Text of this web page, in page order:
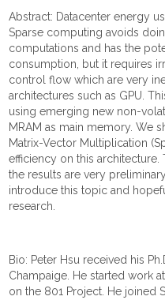
Abstract: Datacenter energy
Sparse computing avoids
computations and has the
consumption, but it requires
control flow which are very
architectures such as GPU.
using emerging new non-
MRAM as main memory. We
Matrix-Vector Multiplication
efficiency on this
the results are very
introduce this topic and
research.
Bio: Peter Hsu received his
Champaige. He started work
on the 801 Project. He joined